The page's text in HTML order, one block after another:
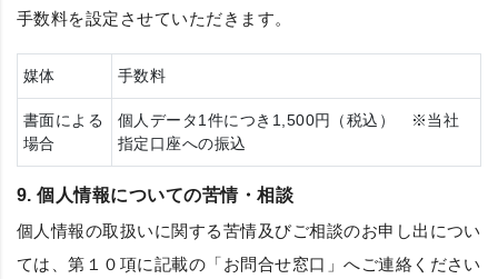
手数料を設定させていただきます。
媒体 手数料
書面による
場合
個人データ1件につき1,500円（税込） ※当社
指定口座への振込
9. 個人情報についての苦情・相談
個人情報の取扱いに関する苦情及びご相談のお申し出につい
ては、第１０項に記載の「お問合せ窓口」へご連絡ください